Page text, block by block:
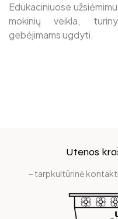
Muziejaus
Laisvės
Edukacijų gidas
Edukaciniuose
mokinių veikla,
gebėjimams ugdyti.
Utenos
– tarpkultūrinė